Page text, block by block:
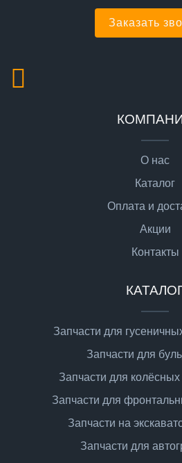
Заказать
О нас
Каталог
Оплата и
Акции
Контакты
Запчасти для
Запчасти для
Запчасти для колёсных
Запчасти для
Запчасти на
Запчасти для